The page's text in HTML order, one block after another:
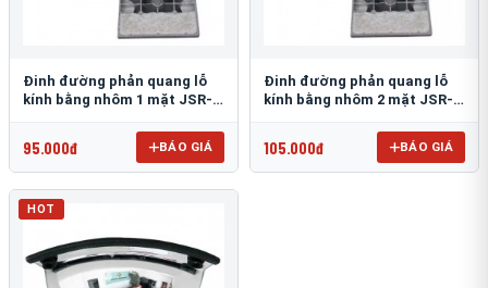
Đinh đường phản quang lỗ
kính bằng nhôm 1 mặt JSR-
95.000đ BÁO GIÁ
Đinh đường phản quang lỗ
kính bằng nhôm 2 mặt JSR-
105.000đ BÁO GIÁ
HOT